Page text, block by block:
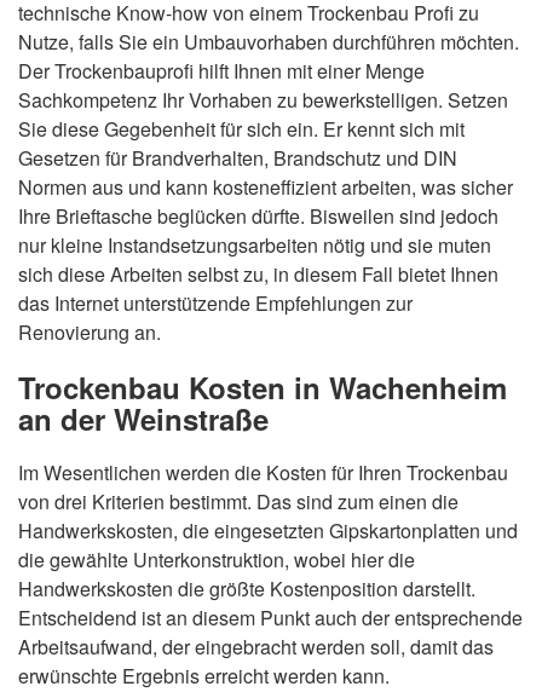
technische Know-how von einem Trockenbau Profi zu
Nutze, falls Sie ein Umbauvorhaben durchführen möchten.
Der Trockenbauprofi hilft Ihnen mit einer Menge
Sachkompetenz Ihr Vorhaben zu bewerkstelligen. Setzen
Sie diese Gegebenheit für sich ein. Er kennt sich mit
Gesetzen für Brandverhalten, Brandschutz und DIN
Normen aus und kann kosteneffizient arbeiten, was sicher
Ihre Brieftasche beglücken dürfte. Bisweilen sind jedoch
nur kleine Instandsetzungsarbeiten nötig und sie muten
sich diese Arbeiten selbst zu, in diesem Fall bietet Ihnen
das Internet unterstützende Empfehlungen zur
Renovierung an.
Trockenbau Kosten in Wachenheim
an der Weinstraße
Im Wesentlichen werden die Kosten für Ihren Trockenbau
von drei Kriterien bestimmt. Das sind zum einen die
Handwerkskosten, die eingesetzten Gipskartonplatten und
die gewählte Unterkonstruktion, wobei hier die
Handwerkskosten die größte Kostenposition darstellt.
Entscheidend ist an diesem Punkt auch der entsprechende
Arbeitsaufwand, der eingebracht werden soll, damit das
erwünschte Ergebnis erreicht werden kann.